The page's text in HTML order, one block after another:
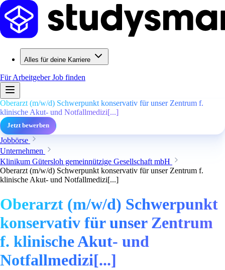
Alles für deine Karriere
Für ArbeitgeberJob finden
Oberarzt (m/w/d) Schwerpunkt konservativ für unser Zentrum f.
klinische Akut- und Notfallmedizi[...]
Jetzt bewerben
Jobbörse
Unternehmen
Klinikum Gütersloh gemeinnützige Gesellschaft mbH
Oberarzt (m/w/d) Schwerpunkt konservativ für unser Zentrum f.
klinische Akut- und Notfallmedizi[...]
Oberarzt (m/w/d) Schwerpunkt
konservativ für unser Zentrum
f. klinische Akut- und
Notfallmedizi[...]